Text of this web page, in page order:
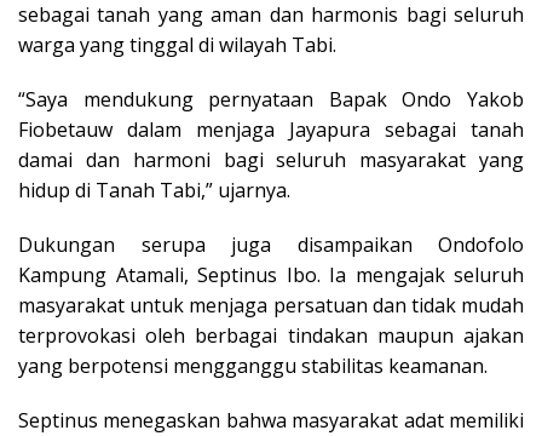
sebagai tanah yang aman dan harmonis bagi seluruh
warga yang tinggal di wilayah Tabi.
“Saya mendukung pernyataan Bapak Ondo Yakob
Fiobetauw dalam menjaga Jayapura sebagai tanah
damai dan harmoni bagi seluruh masyarakat yang
hidup di Tanah Tabi,” ujarnya.
Dukungan serupa juga disampaikan Ondofolo
Kampung Atamali, Septinus Ibo. Ia mengajak seluruh
masyarakat untuk menjaga persatuan dan tidak mudah
terprovokasi oleh berbagai tindakan maupun ajakan
yang berpotensi mengganggu stabilitas keamanan.
Septinus menegaskan bahwa masyarakat adat memiliki